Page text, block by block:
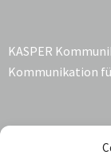
KASPER
Kommunikation